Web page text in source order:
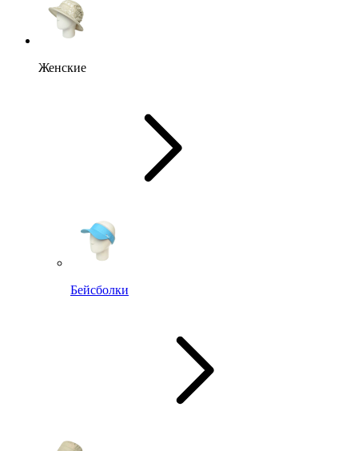
Женские
Бейсболки